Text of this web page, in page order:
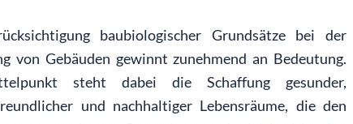
baubiologischer Grundsätze bei der
von Gebäuden gewinnt zunehmend an Bedeutung.
steht dabei die Schaffung gesunder,
und nachhaltiger Lebensräume, die den